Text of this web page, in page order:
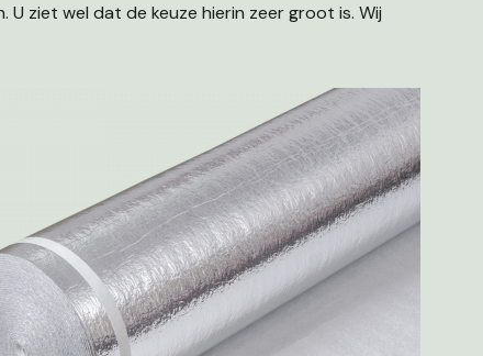
U ziet wel dat de keuze hierin zeer groot is. Wij